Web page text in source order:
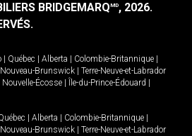
BRIDGEMARQMD, 2026.
Québec Alberta Colombie-Britannique
Nouveau-Brunswick
Terre-Neuve-et-Labrador
Nouvelle-Écosse Île-du-Prince-Édouard
Alberta Colombie-Britannique
Nouveau-Brunswick
Terre-Neuve-et-Labrador